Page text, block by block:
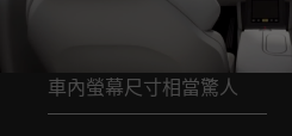
車內螢幕尺寸相當驚人